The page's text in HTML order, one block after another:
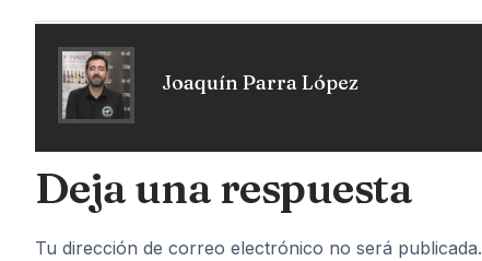
Joaquín Parra López
Deja una respuesta
Tu dirección de correo electrónico no será publicada.